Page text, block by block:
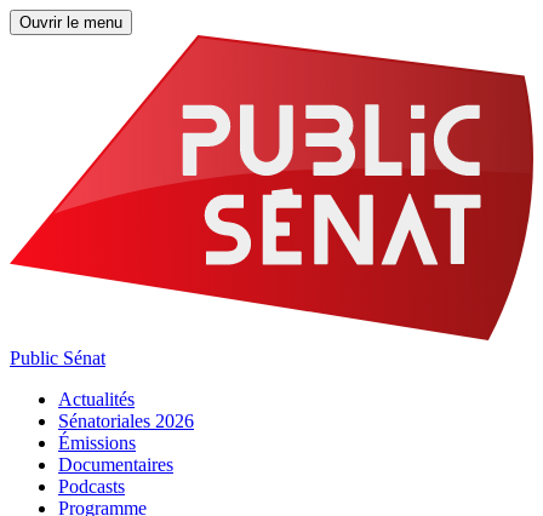
Ouvrir le menu
Public Sénat
Actualités
Sénatoriales 2026
Émissions
Documentaires
Podcasts
Programme